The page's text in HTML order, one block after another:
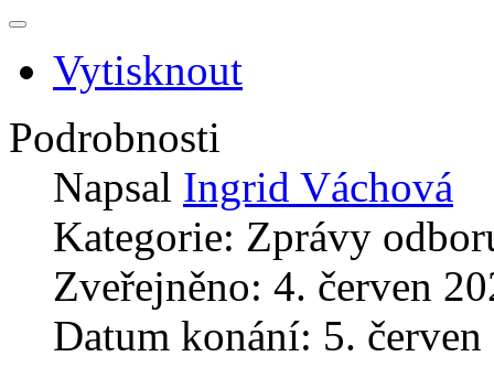
Vytisknout
Podrobnosti
Napsal Ingrid Váchová
Kategorie: Zprávy
Zveřejněno: 4. červen
Datum konání: 5. červen